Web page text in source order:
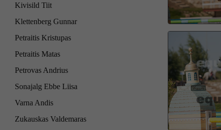
Kivisild Tiit
Klettenberg Gunnar
Petraitis Kristupas
Petraitis Matas
Petrovas Andrius
Sonajalg Ebbe Liisa
Varna Andis
Zukauskas Valdemaras